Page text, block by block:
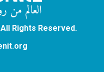
Rights Reserved.